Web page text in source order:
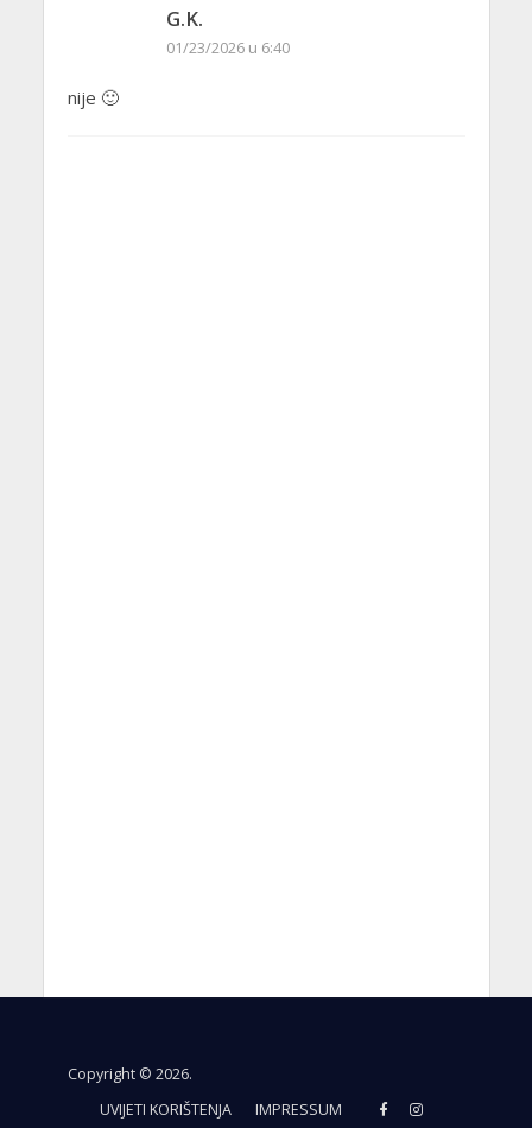
G.K.
01/23/2026 u 6:40
nije 🙂
Copyright © 2026.
UVIJETI KORIŠTENJA
IMPRESSUM